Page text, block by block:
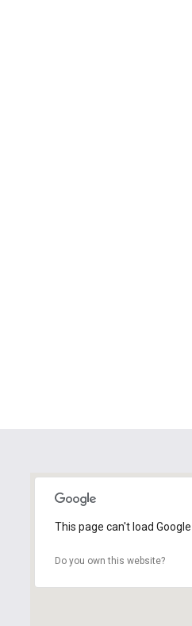
This page can't load
Do you own this website?